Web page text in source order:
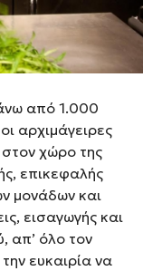
μεταξύ τους
πιάτα στο
Worldchefs
από 1.000
αρχιμάγειρες
χώρο της
επικεφαλής
μονάδων και
εισαγωγής και
απ’ όλο τον
ευκαιρία να